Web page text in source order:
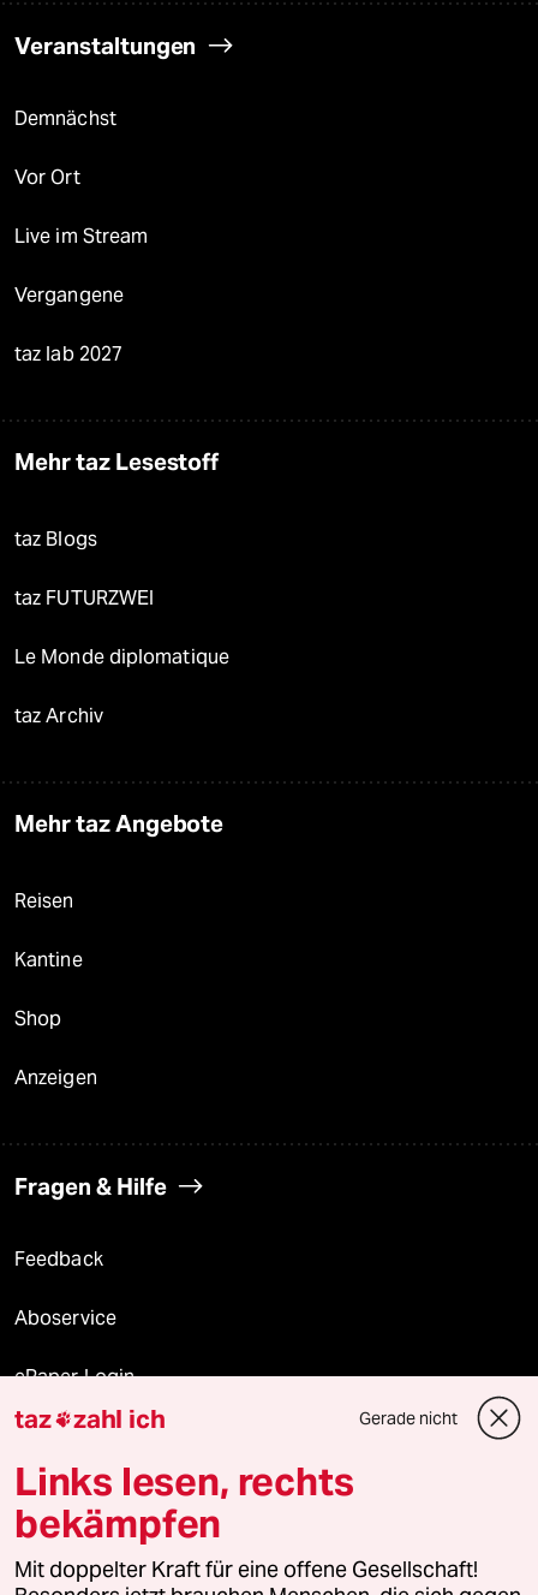
Veranstaltungen
Demnächst
Vor Ort
Live im Stream
Vergangene
taz lab 2027
Mehr taz Lesestoff
taz Blogs
taz FUTURZWEI
Le Monde diplomatique
taz Archiv
Mehr taz Angebote
Reisen
Kantine
Shop
Anzeigen
Fragen & Hilfe
Feedback
Aboservice
ePaper Login
Downloads für Abonnierende
© 2026 taz Verlags und Vertriebs GmbH
Alle Rechte vorbehalten. Bei rechtlichen Fragen oder für Genehmigungen
wenden Sie sich bitte an
lizenzen@taz.de
taz zahl ich Gerade nicht
Links lesen, rechts
bekämpfen
Mit doppelter Kraft für eine offene Gesellschaft!